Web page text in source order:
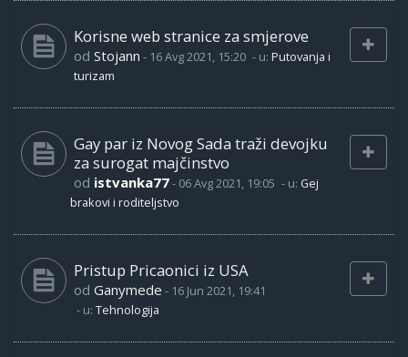
Korisne web stranice za smjerove
od Stojann - 16 Avg 2021, 15:20 - u: Putovanja i
turizam
Gay par iz Novog Sada traži devojku
za surogat majčinstvo
od istvanka77- 06 Avg 2021, 19:05 - u: Gej
brakovi i roditeljstvo
Pristup Pricaonici iz USA
od Ganymede - 16 Jun 2021, 19:41
- u: Tehnologija